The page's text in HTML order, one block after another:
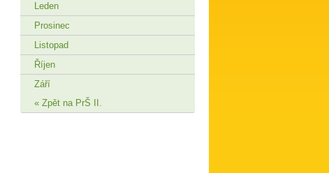
Leden
Prosinec
Listopad
Říjen
Září
Zpět na PrŠ II.